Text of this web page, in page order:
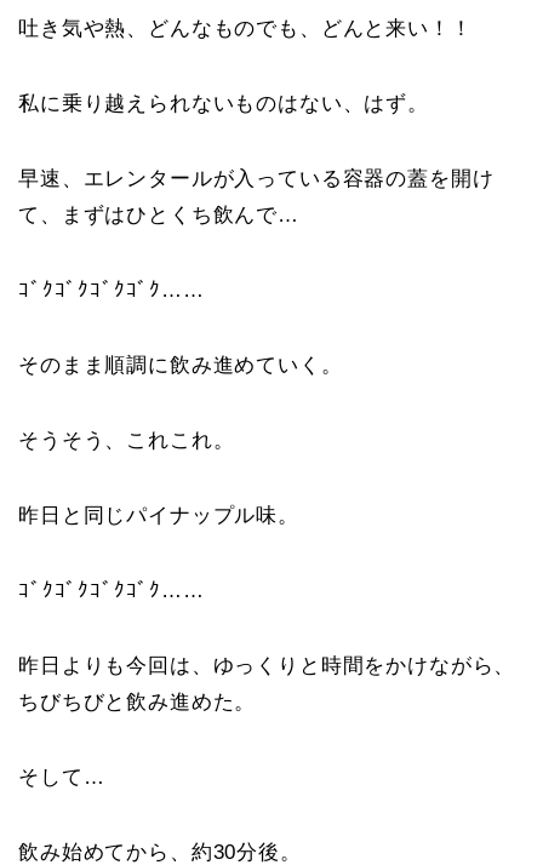
吐き気や熱、どんなものでも、どんと来い！！
私に乗り越えられないものはない、はず。
早速、エレンタールが入っている容器の蓋を開け
て、まずはひとくち飲んで…
ｺﾞｸｺﾞｸｺﾞｸｺﾞｸ……
そのまま順調に飲み進めていく。
そうそう、これこれ。
昨日と同じパイナップル味。
ｺﾞｸｺﾞｸｺﾞｸｺﾞｸ……
昨日よりも今回は、ゆっくりと時間をかけながら、
ちびちびと飲み進めた。
そして…
飲み始めてから、約30分後。